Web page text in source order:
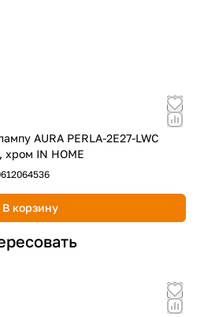
AURA PERLA-2E27-LWC
хром IN HOME
В корзину